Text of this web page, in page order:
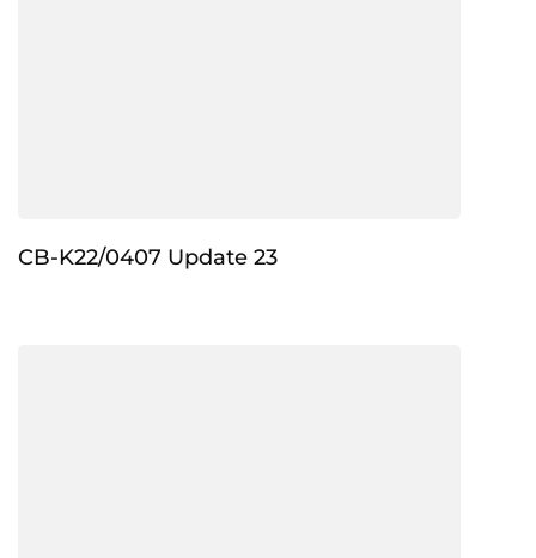
CB-K22/0407 Update 23